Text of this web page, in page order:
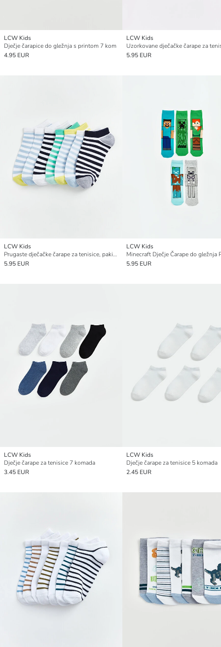
LCW Kids
Dječje čarapice do gležnja s printom 7 kom
4.95 EUR
LCW Kids
5.95 EUR
LCW Kids
Prugaste dječačke čarape za tenisice, pakiranje od 7 komada
5.95 EUR
LCW Kids
5.95 EUR
LCW Kids
Dječje čarape za tenisice 7 komada
3.45 EUR
LCW Kids
Dječje čarape za tenisice 5 komada
2.45 EUR